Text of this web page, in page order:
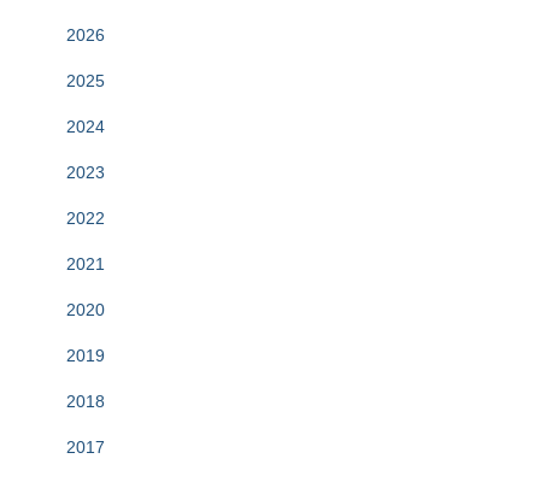
2026
2025
2024
2023
2022
2021
2020
2019
2018
2017